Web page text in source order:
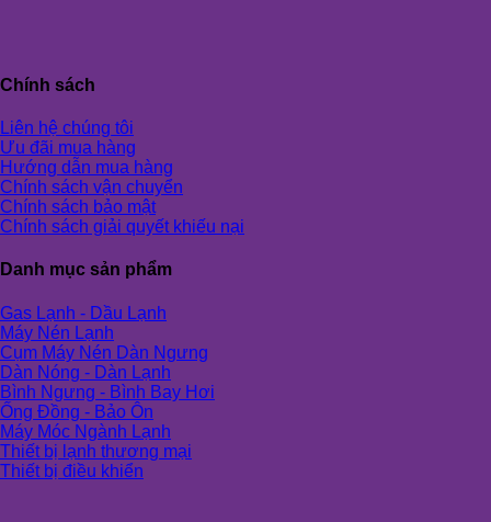
Chính sách
Liên hệ chúng tôi
Ưu đãi mua hàng
Hướng dẫn mua hàng
Chính sách vận chuyển
Chính sách bảo mật
Chính sách giải quyết khiếu nại
Danh mục sản phẩm
Gas Lạnh - Dầu Lạnh
Máy Nén Lạnh
Cụm Máy Nén Dàn Ngưng
Dàn Nóng - Dàn Lạnh
Bình Ngưng - Bình Bay Hơi
Ống Đồng - Bảo Ôn
Máy Móc Ngành Lạnh
Thiết bị lạnh thương mại
Thiết bị điều khiển